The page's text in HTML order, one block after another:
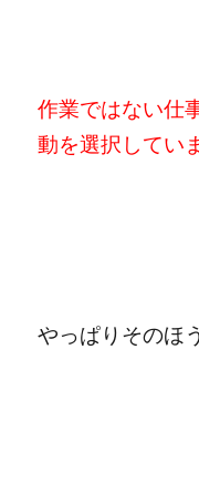
作業ではない仕
動を選択してい
やっぱりそのほ